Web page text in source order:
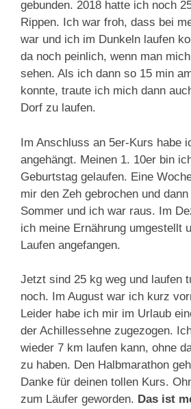
gebunden. 2018 hatte ich noch
Rippen. Ich war froh, dass bei
war und ich im Dunkeln laufen
da noch peinlich, wenn man
sehen. Als ich dann so 15 min
konnte, traute ich mich dann
Dorf zu laufen.
Im Anschluss an 5er-Kurs habe
angehängt. Meinen 1. 10er bin
Geburtstag gelaufen. Eine
mir den Zeh gebrochen und
Sommer und ich war raus. Im
ich meine Ernährung umgestellt
Laufen angefangen.
Jetzt sind 25 kg weg und laufen
noch. Im August war ich kurz
Leider habe ich mir im Urlaub
der Achillessehne zugezogen.
wieder 7 km laufen kann, ohne
zu haben. Den Halbmarathon
Danke für deinen tollen Kurs.
zum Läufer geworden. Das ist